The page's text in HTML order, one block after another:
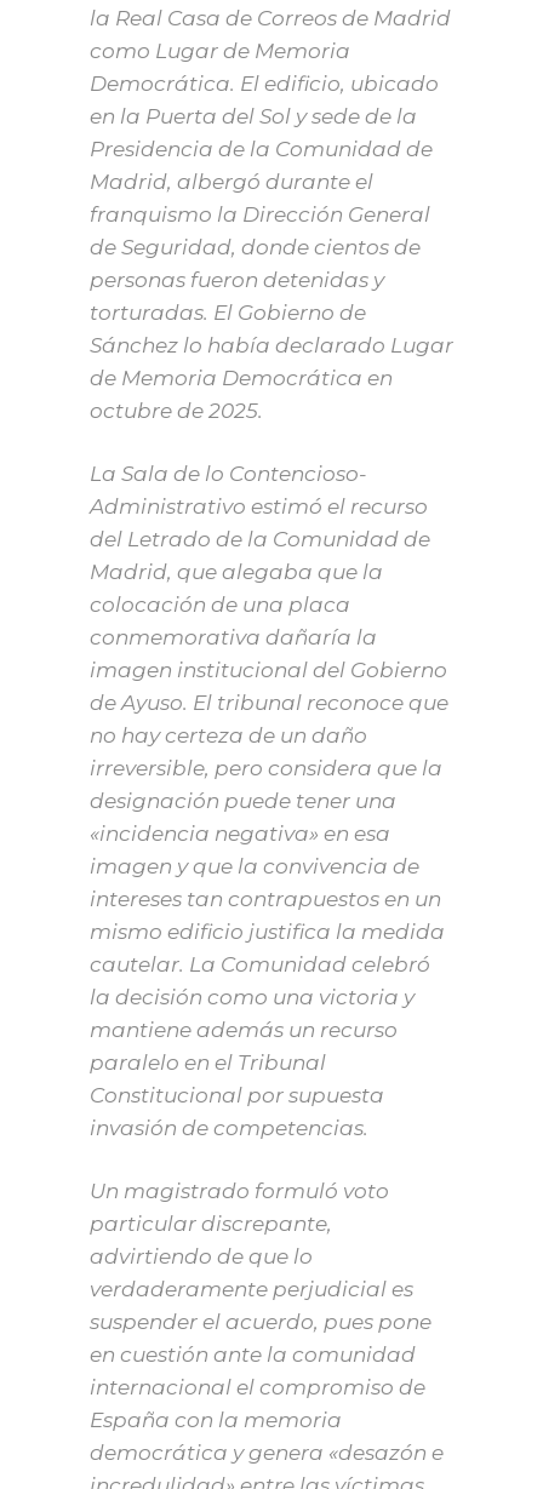
la Real Casa de Correos de Madrid
como Lugar de Memoria
Democrática. El edificio, ubicado
en la Puerta del Sol y sede de la
Presidencia de la Comunidad de
Madrid, albergó durante el
franquismo la Dirección General
de Seguridad, donde cientos de
personas fueron detenidas y
torturadas. El Gobierno de
Sánchez lo había declarado Lugar
de Memoria Democrática en
octubre de 2025.
La Sala de lo Contencioso-
Administrativo estimó el recurso
del Letrado de la Comunidad de
Madrid, que alegaba que la
colocación de una placa
conmemorativa dañaría la
imagen institucional del Gobierno
de Ayuso. El tribunal reconoce que
no hay certeza de un daño
irreversible, pero considera que la
designación puede tener una
«incidencia negativa» en esa
imagen y que la convivencia de
intereses tan contrapuestos en un
mismo edificio justifica la medida
cautelar. La Comunidad celebró
la decisión como una victoria y
mantiene además un recurso
paralelo en el Tribunal
Constitucional por supuesta
invasión de competencias.
Un magistrado formuló voto
particular discrepante,
advirtiendo de que lo
verdaderamente perjudicial es
suspender el acuerdo, pues pone
en cuestión ante la comunidad
internacional el compromiso de
España con la memoria
democrática y genera «desazón e